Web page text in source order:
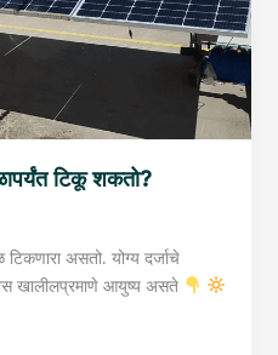
टिकू शकतो?
असतो. योग्य दर्जाचे
खालीलप्रमाणे आयुष्य असते